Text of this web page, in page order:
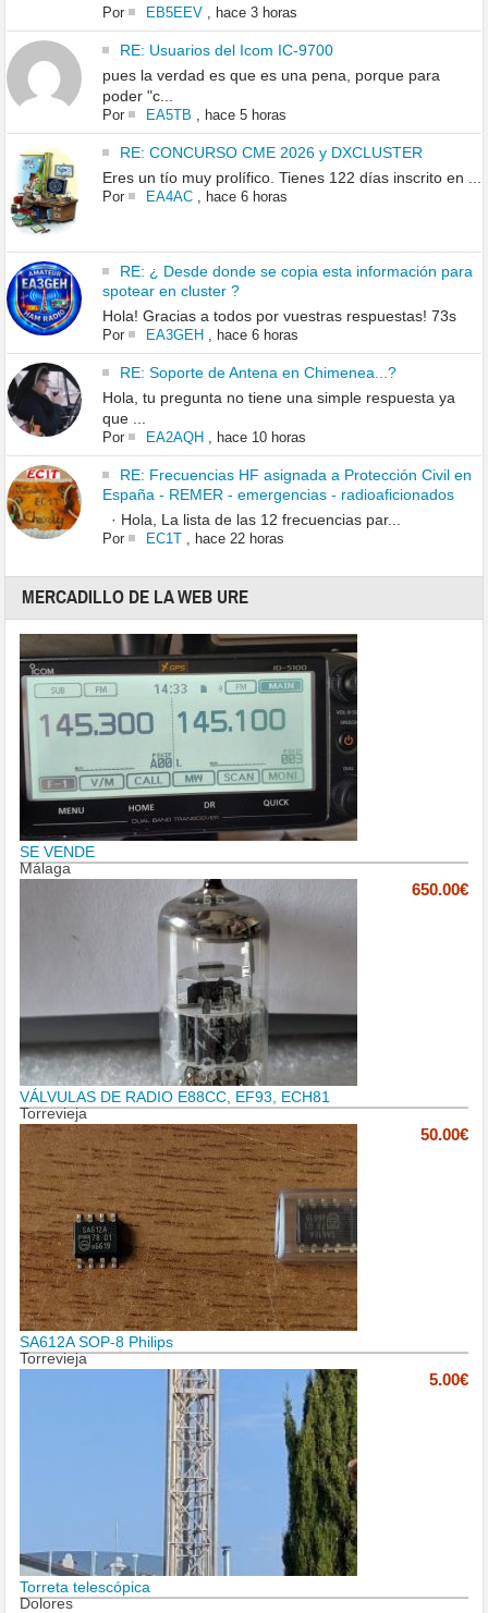
Por EB5EEV, hace 3 horas
RE: Usuarios del Icom IC-9700
pues la verdad es que es una pena, porque para
poder "c...
Por EA5TB hace 5 horas
RE: CONCURSO CME 2026 y DXCLUSTER
Eres un tío muy prolífico. Tienes 122 días inscrito en ...
Por EA4AC, hace 6 horas
RE: ¿ Desde donde se copia esta información para
spotear en cluster ?
Hola! Gracias a todos por vuestras respuestas! 73s
Por EA3GEH, hace 6 horas
RE: Soporte de Antena en Chimenea...?
Hola, tu pregunta no tiene una simple respuesta ya
que ...
Por EA2AQH, hace 10 horas
RE: Frecuencias HF asignada a Protección Civil en
España - REMER - emergencias - radioaficionados
· Hola, La lista de las 12 frecuencias par...
Por EC1T, hace 22 horas
MERCADILLO DE LA WEB URE
SE VENDE
Málaga
650.00€
VÁLVULAS DE RADIO E88CC, EF93, ECH81
Torrevieja
50.00€
SA612A SOP-8 Philips
Torrevieja
5.00€
Torreta telescópica
Dolores